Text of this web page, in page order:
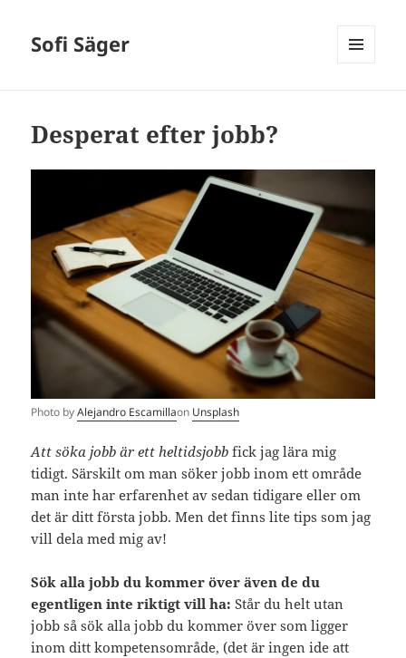
Sofi Säger
Desperat efter jobb?
Photo byAlejandro Escamillaon Unsplash
Att söka jobb är ett heltidsjobb fick jag lära mig
tidigt. Särskilt om man söker jobb inom ett område
man inte har erfarenhet av sedan tidigare eller om
det är ditt första jobb. Men det finns lite tips som jag
vill dela med mig av!
Sök alla jobb du kommer över även de du
egentligen inte riktigt vill ha:Står du helt utan
jobb så sök alla jobb du kommer över som ligger
inom ditt kompetensområde, (det är ingen ide att